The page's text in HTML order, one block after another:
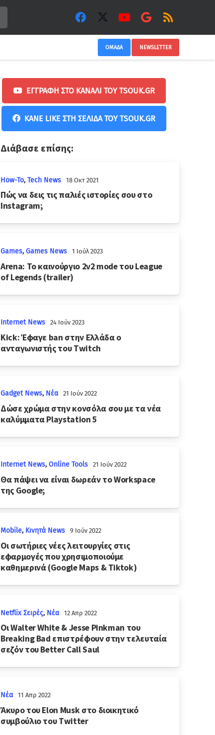
ΟΜΑΔΑ NEWSLETTER
ΕΓΓΡΑΦΉ ΣΤΟ ΚΑΝΆΛΙ ΤΟΥ TSOUK.GR
ΚΆΝΕ LIKE ΣΤΗ ΣΕΛΊΔΑ ΤΟΥ TSOUK.GR
Διάβασε επίσης:
How-To,Tech News 18 Οκτ 2021
Πώς να δεις τις παλιές ιστορίες σου στο
Instagram;
Games,Games News 1 Ιούλ 2023
Arena: Το καινούργιο 2v2 mode του League
of Legends (trailer)
Internet News 24 Ιούν 2023
Kick: Έφαγε ban στην Ελλάδα ο
ανταγωνιστής του Twitch
Gadget News, Νέα 21 Ιούν 2022
Δώσε χρώμα στην κονσόλα σου με τα νέα
καλύμματα Playstation 5
Internet News,Online Tools 21 Ιούν 2022
Θα πάψει να είναι δωρεάν το Workspace
της Google;
Mobile, Κινητά News 9 Ιούν 2022
Οι σωτήριες νέες λειτουργίες στις
εφαρμογές που χρησιμοποιούμε
καθημερινά (Google Maps & Tiktok)
Netflix Σειρές, Νέα 12 Απρ 2022
Οι Walter White & Jesse Pinkman του
Breaking Bad επιστρέφουν στην τελευταία
σεζόν του Better Call Saul
Νέα 11 Απρ 2022
Άκυρο του Elon Musk στο διοικητικό
συμβούλιο του Twitter